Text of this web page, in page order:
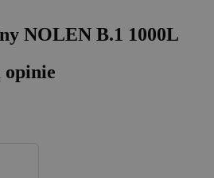
NOLEN B.1 1000L
opinie